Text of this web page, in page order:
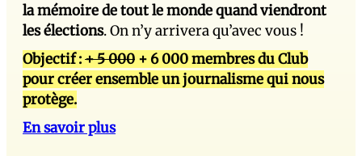
la mémoire de tout le monde quand viendront
les élections. On n’y arrivera qu’avec vous !
Objectif :+ 5 000 + 6 000 membres du Club
pour créer ensemble un journalisme qui nous
protège.
En savoir plus